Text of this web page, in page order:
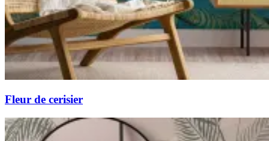
Fleur de cerisier